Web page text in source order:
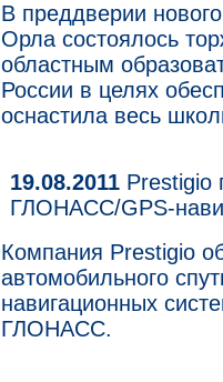
В преддверии
Орла состоялось
областным
России в целях
оснастила весь
19.08.2011 Prestigio
ГЛОНАСС/GPS-
Компания Prestigio
автомобильного
навигационных
ГЛОНАСС.